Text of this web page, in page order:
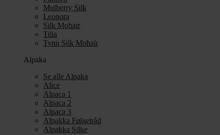
Mulberry Silk
Leonora
Silk Mohair
Tilia
Tynn Silk Mohair
Alpaka
Se alle Alpaka
Alice
Alpaca 1
Alpaca 2
Alpaca 3
Alpakka Følgetråd
Alpakka Silke